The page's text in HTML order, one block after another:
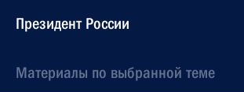
Президент России
Материалы по выбранной теме